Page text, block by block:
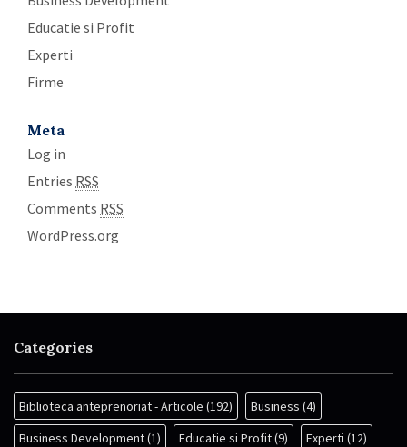
Educatie si Profit
Experti
Firme
Meta
Log in
Entries RSS
Comments RSS
WordPress.org
Categories
Biblioteca anteprenoriat - Articole (192) Business (4)
Business Development(1) Educatie si Profit(9) Experti (12)